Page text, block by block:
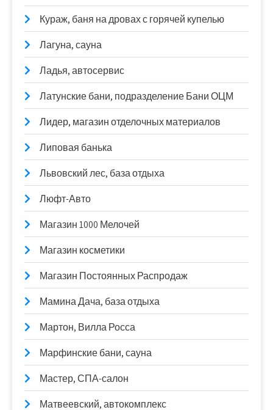
Кураж, баня на дровах с горячей купелью
Лагуна, сауна
Ладья, автосервис
Латунские бани, подразделение Бани ОЦМ
Лидер, магазин отделочных материалов
Липовая банька
Львовский лес, база отдыха
Люфт-Авто
Магазин 1000 Мелочей
Магазин косметики
Магазин Постоянных Распродаж
Мамина Дача, база отдыха
Мартон, Вилла Росса
Марфинские бани, сауна
Мастер, СПА-салон
Матвеевский, автокомплекс